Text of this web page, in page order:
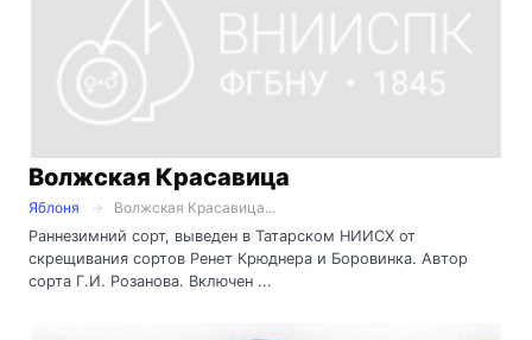
Волжская Красавица
Яблоня
Волжская Красавица...
Раннезимний сорт, выведен в Татарском НИИСХ от
скрещивания сортов Ренет Крюднера и Боровинка. Автор
сорта Г.И. Розанова. Включен ...